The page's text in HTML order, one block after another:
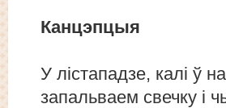
Канцэпцыя
У лістападзе, калі ў
запальваем свечку і